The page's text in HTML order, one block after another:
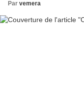
Par vemera